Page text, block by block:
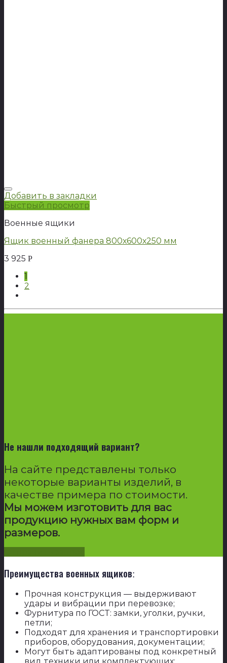
Добавить в закладки
Быстрый просмотр
Военные ящики
Ящик военный фанера 800х600х250 мм
3 925 Р
1
2
Не нашли подходящий вариант?
На сайте представлены только
некоторые варианты изделий, в
качестве примера по стоимости.
Мы можем изготовить для вас
продукцию нужных вам форм и
размеров.
Преимущества военных ящиков:
Прочная конструкция — выдерживают
удары и вибрации при перевозке;
Фурнитура по ГОСТ: замки, уголки, ручки,
петли;
Подходят для хранения и транспортировки
приборов, оборудования, документации;
Могут быть адаптированы под конкретный